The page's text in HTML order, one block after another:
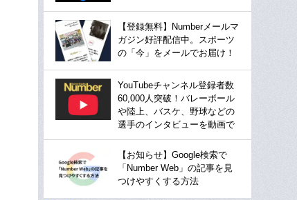
【登録無料】Numberメールマ
ガジン好評配信中。スポーツ
の「今」をメールでお届け！
YouTubeチャンネル登録者数
60,000人突破！バレーボール
や陸上、バスケ、野球などの
選手のインタビューを動画で
【お知らせ】Google検索で
「Number Web」の記事を見
つけやすくする方法